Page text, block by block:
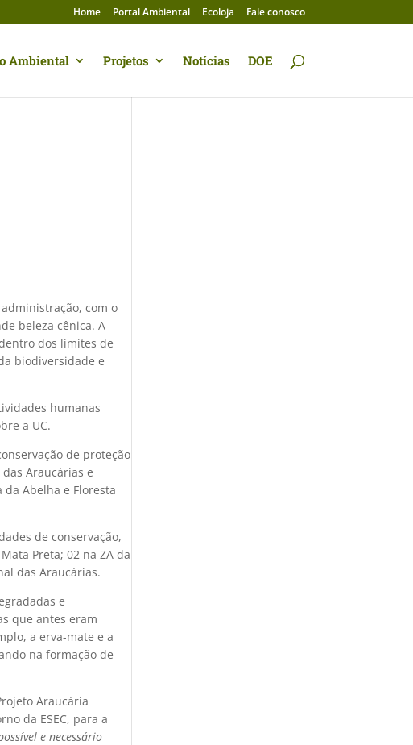
Home Portal Ambiental Ecoloja Fale conosco
Ambiental Projetos Notícias DOE
com o
beleza cênica. A
dos limites de
biodiversidade e
humanas
a UC.
de proteção
Araucárias e
da Abelha e Floresta
de conservação,
Preta; 02 na ZA da
das Araucárias.
e
que antes eram
a erva-mate e a
na formação de
Araucária
da ESEC, para a
e necessário